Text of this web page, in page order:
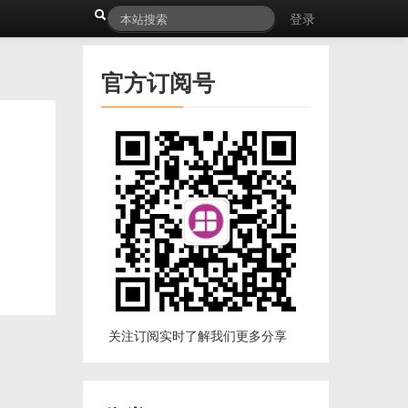
登录
官方订阅号
关注订阅实时了解我们更多分享